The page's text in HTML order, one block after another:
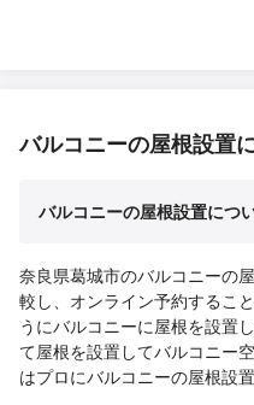
バルコニーの屋根設置
バルコニーの屋根設置につ
奈良県葛城市のバルコニーの
較し、オンライン予約するこ
うにバルコニーに屋根を設置
て屋根を設置してバルコニー
はプロにバルコニーの屋根設